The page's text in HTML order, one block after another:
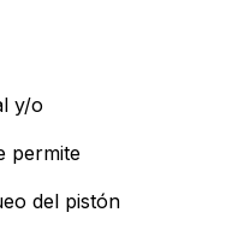
y/o
permite
del pistón